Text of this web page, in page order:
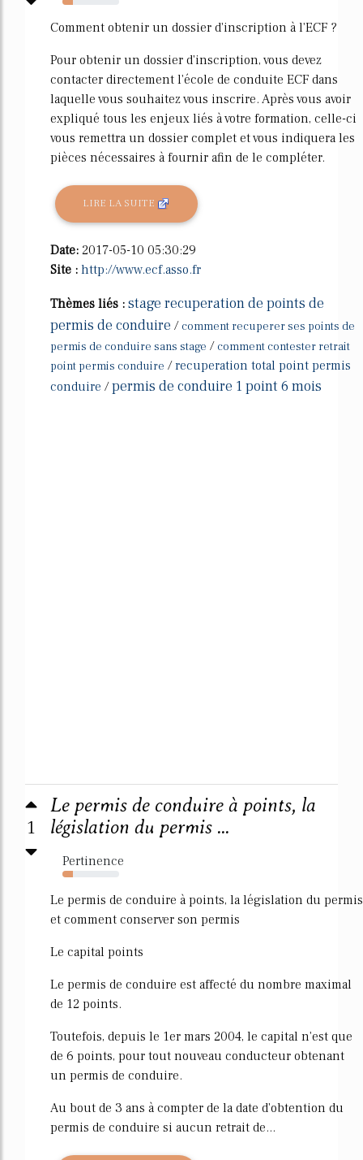
18%
Comment obtenir un dossier d'inscription à l'ECF ?
Pour obtenir un dossier d'inscription, vous devez
contacter directement l'école de conduite ECF dans
laquelle vous souhaitez vous inscrire. Après vous avoir
expliqué tous les enjeux liés à votre formation, celle-ci
vous remettra un dossier complet et vous indiquera les
pièces nécessaires à fournir afin de le compléter.
LIRE LA SUITE
Date: 2017-05-10 05:30:29
Site : http://www.ecf.asso.fr
Thèmes liés : stage recuperation de points de
permis de conduire / comment recuperer ses points de
permis de conduire sans stage / comment contester retrait
point permis conduire /recuperation total point permis
conduire /permis de conduire 1 point 6 mois
1
Le permis de conduire à points, la
législation du permis ...
Pertinence
19%
Le permis de conduire à points, la législation du permis
et comment conserver son permis
Le capital points
Le permis de conduire est affecté du nombre maximal
de 12 points.
Toutefois, depuis le 1er mars 2004, le capital n'est que
de 6 points, pour tout nouveau conducteur obtenant
un permis de conduire.
Au bout de 3 ans à compter de la date d'obtention du
permis de conduire si aucun retrait de...